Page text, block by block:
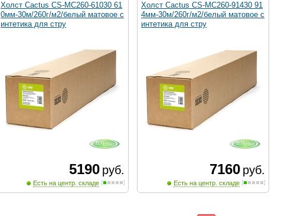
Холст Cactus CS-MC260-61030 61
0мм-30м/260г/м2/белый матовое с
интетика для стру
5190 руб.
Есть на центр. складе
Холст Cactus CS-MC260-91430 91
4мм-30м/260г/м2/белый матовое с
интетика для стру
7160 руб.
Есть на центр. складе